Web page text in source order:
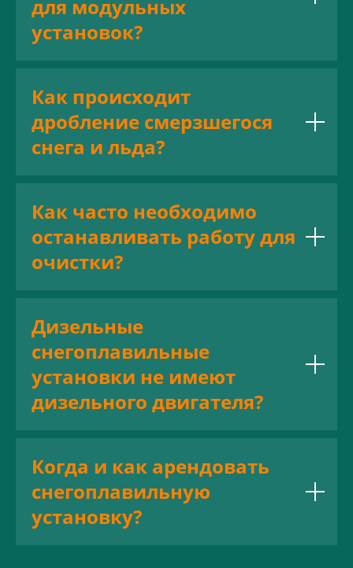
для модульных
установок?
Как происходит
дробление смерзшегося
снега и льда?
Как часто необходимо
останавливать работу для
очистки?
Дизельные
снегоплавильные
установки не имеют
дизельного двигателя?
Когда и как арендовать
снегоплавильную
установку?